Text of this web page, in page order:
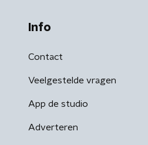
Info
Contact
Veelgestelde vragen
App de studio
Adverteren